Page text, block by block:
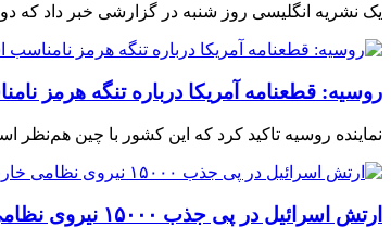
یک نشریه انگلیسی روز شنبه در گزارشی خبر داد که
روسیه: قطعنامه آمریکا درباره تنگه هرمز
نماینده روسیه تاکید کرد که این کشور با چین
ارتش اسرائیل در پی جذب ۱۵۰۰۰ نیروی نظامی خارجی